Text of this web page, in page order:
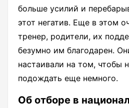
больше усилий и
этот негатив. Еще в этом
тренер, родители, их
безумно им благодарен.
настаивали на том, чтобы
подождать еще немного.
Об отборе в